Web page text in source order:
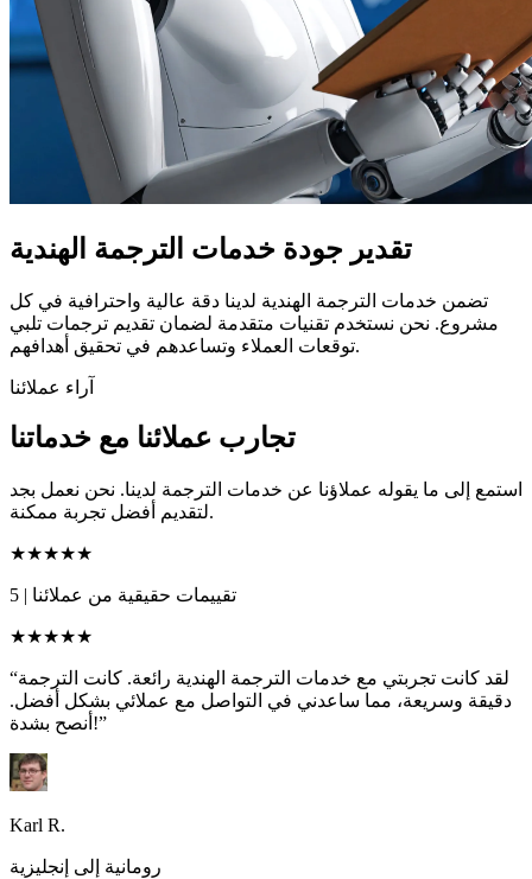
تقدير جودة خدمات الترجمة الهندية
تضمن خدمات الترجمة الهندية لدينا دقة عالية واحترافية في كل
مشروع. نحن نستخدم تقنيات متقدمة لضمان تقديم ترجمات تلبي
توقعات العملاء وتساعدهم في تحقيق أهدافهم.
آراء عملائنا
تجارب عملائنا مع خدماتنا
استمع إلى ما يقوله عملاؤنا عن خدمات الترجمة لدينا. نحن نعمل بجد
لتقديم أفضل تجربة ممكنة.
★★★★★
5 | تقييمات حقيقية من عملائنا
★★★★★
“لقد كانت تجربتي مع خدمات الترجمة الهندية رائعة. كانت الترجمة
دقيقة وسريعة، مما ساعدني في التواصل مع عملائي بشكل أفضل.
أنصح بشدة!”
Karl R.
رومانية إلى إنجليزية